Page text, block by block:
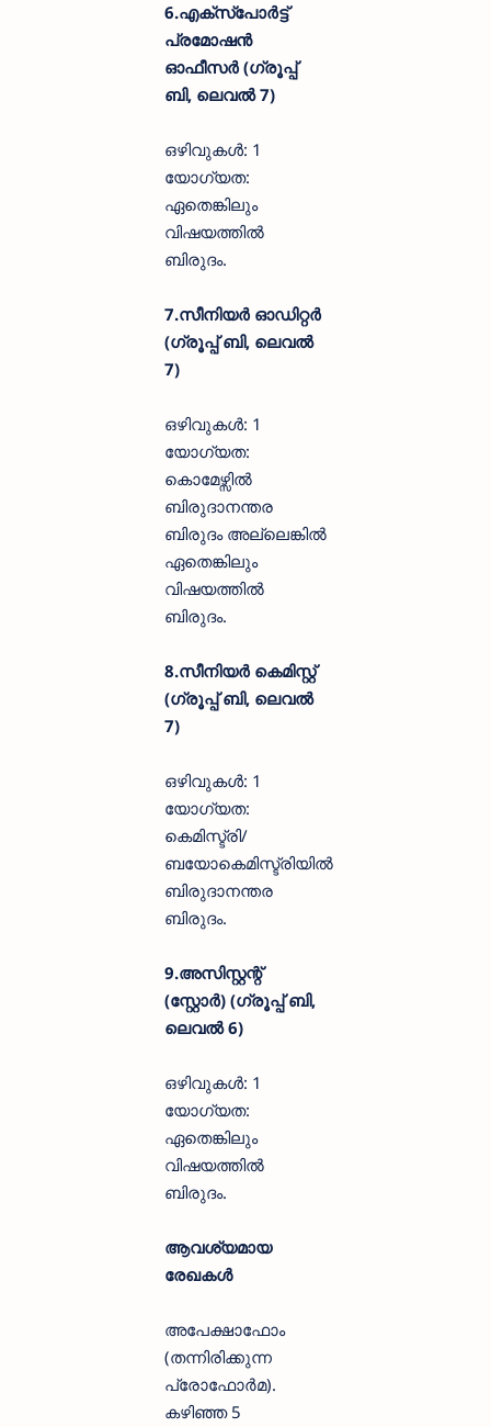
6.എക്സ്പോർട്ട്
പ്രമോഷൻ
ഓഫീസർ (ഗ്രൂപ്പ്
ബി, ലെവൽ 7)
ഒഴിവുകൾ: 1
യോഗ്യത:
ഏതെങ്കിലും
വിഷയത്തിൽ
ബിരുദം.
7.സീനിയർ ഓഡിറ്റർ
(ഗ്രൂപ്പ് ബി, ലെവൽ
7)
ഒഴിവുകൾ: 1
യോഗ്യത:
കൊമേഴ്സിൽ
ബിരുദാനന്തര
ബിരുദം അല്ലെങ്കിൽ
ഏതെങ്കിലും
വിഷയത്തിൽ
ബിരുദം.
8.സീനിയർ കെമിസ്റ്റ്
(ഗ്രൂപ്പ് ബി, ലെവൽ
7)
ഒഴിവുകൾ: 1
യോഗ്യത:
കെമിസ്ട്രി/
ബയോകെമിസ്ട്രിയിൽ
ബിരുദാനന്തര
ബിരുദം.
9.അസിസ്റ്റന്റ്
(സ്റ്റോർ) (ഗ്രൂപ്പ് ബി,
ലെവൽ 6)
ഒഴിവുകൾ: 1
യോഗ്യത:
ഏതെങ്കിലും
വിഷയത്തിൽ
ബിരുദം.
ആവശ്യമായ
രേഖകൾ
അപേക്ഷാഫോം
(തന്നിരിക്കുന്ന
പ്രോഫോർമ).
കഴിഞ്ഞ 5